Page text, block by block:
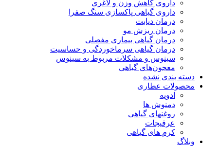
داروی کاهش وزن و لاغری
داروی گیاهی پاکسازی سنگ صفرا
درمان دیابت
درمان ریزش مو
درمان گیاهی بیماری مفصلی
درمان گیاهی سرماخوردگی و حساسیت
سینوس و مشکلات مربوط به سینوس
معجون‌های گیاهی
دسته بندی نشده
محصولات عطاری
ادویه
دمنوش ها
روغنهای گیاهی
عرقیجات
کرم های گیاهی
وبلاگ